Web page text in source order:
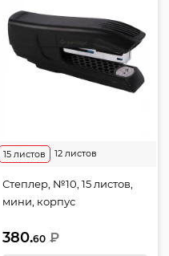
12 листов
15 листов
Степлер, №10, 15 листов,
мини, корпус
антистеплер, цвет
380.60 ₽